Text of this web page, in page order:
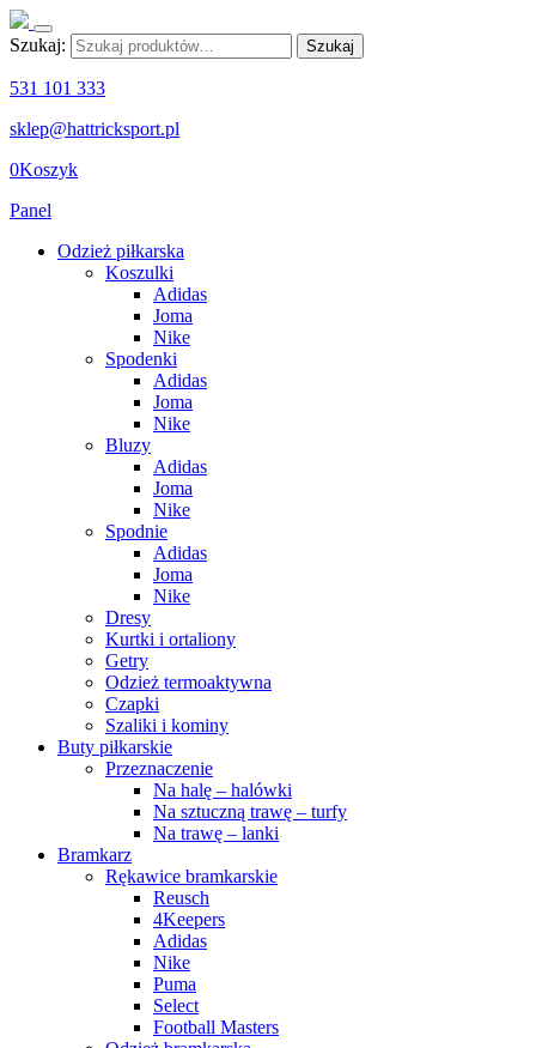
Szukaj: Szukaj
531 101 333
sklep@hattricksport.pl
0Koszyk
Panel
Odzież piłkarska
Koszulki
Adidas
Joma
Nike
Spodenki
Adidas
Joma
Nike
Bluzy
Adidas
Joma
Nike
Spodnie
Adidas
Joma
Nike
Dresy
Kurtki i ortaliony
Getry
Odzież termoaktywna
Czapki
Szaliki i kominy
Buty piłkarskie
Przeznaczenie
Na halę – halówki
Na sztuczną trawę – turfy
Na trawę – lanki
Bramkarz
Rękawice bramkarskie
Reusch
4Keepers
Adidas
Nike
Puma
Select
Football Masters